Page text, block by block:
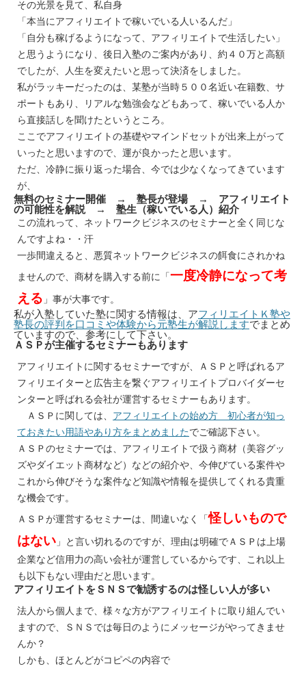
その光景を見て、私自身
「本当にアフィリエイトで稼いでいる人いるんだ」
「自分も稼げるようになって、アフィリエイトで生活したい」
と思うようになり、後日入塾のご案内があり、約４０万と高額
でしたが、人生を変えたいと思って決済をしました。
私がラッキーだったのは、某塾が当時５００名近い在籍数、サ
ポートもあり、リアルな勉強会などもあって、稼いでいる人か
ら直接話しを聞けたというところ。
ここでアフィリエイトの基礎やマインドセットが出来上がって
いったと思いますので、運が良かったと思います。
ただ、冷静に振り返った場合、今では少なくなってきています
が、
無料のセミナー開催 → 塾長が登場 → アフィリエイト
の可能性を解説 → 塾生（稼いでいる人）紹介
この流れって、ネットワークビジネスのセミナーと全く同じな
んですよね・・汗
一歩間違えると、悪質ネットワークビジネスの餌食にされかね
ませんので、商材を購入する前に「一度冷静になって考
える 」事が大事です。
私が入塾していた塾に関する情報は、アフィリエイトＫ塾や
塾長の評判を口コミや体験から元塾生が解説しますでまとめ
ていますので、参考にして下さい。
ＡＳＰが主催するセミナーもあります
アフィリエイトに関するセミナーですが、ＡＳＰと呼ばれるア
フィリエイターと広告主を繋ぐアフィリエイトプロバイダーセ
ンターと呼ばれる会社が運営するセミナーもあります。
ＡＳＰに関しては、 アフィリエイトの始め方 初心者が知っ
ておきたい用語やあり方をまとめましたでご確認下さい。
ＡＳＰのセミナーでは、アフィリエイトで扱う商材（美容グッ
ズやダイエット商材など）などの紹介や、今伸びている案件や
これから伸びそうな案件など知識や情報を提供してくれる貴重
な機会です。
ＡＳＰが運営するセミナーは、間違いなく「怪しいもので
はない 」と言い切れるのですが、理由は明確でＡＳＰは上場
企業など信用力の高い会社が運営しているからです、これ以上
も以下もない理由だと思います。
アフィリエイトをＳＮＳで勧誘するのは怪しい人が多い
法人から個人まで、様々な方がアフィリエイトに取り組んでい
ますので、ＳＮＳでは毎日のようにメッセージがやってきませ
んか？
しかも、ほとんどがコピペの内容で